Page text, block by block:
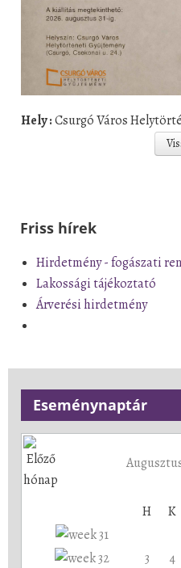
Hely :Csurgó Város
Friss hírek
Hirdetmény - fogászati
Lakossági tájékoztató
Árverési hirdetmény
Eseménynaptár
H K
3
4